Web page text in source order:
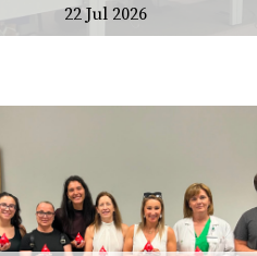
22 Jul 2026
ULS Braga conclui a
unificação das bases
dados dos Cuidad...